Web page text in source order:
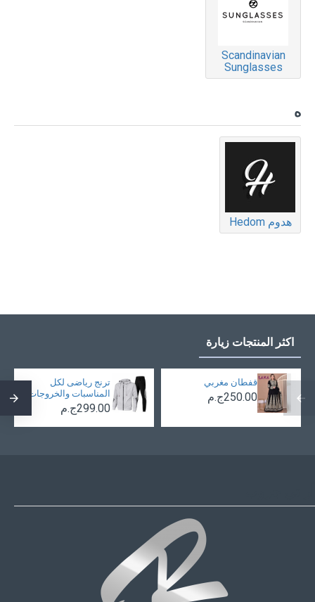
Scandinavian
Sunglasses
ه
هدوم Hedom
اكثر المنتجات زيارة
قفطان مغربي
250.00ج.م
ترنج رياضى لكل
المناسبات والخروجات
299.00ج.م